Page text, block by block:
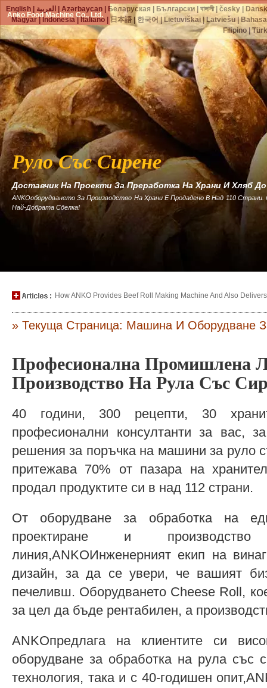
Anko Food Machine Co., Ltd.
Руло Със Сирене
Доставчик На Проекти За Преработка На Храни И Хляб
ANKOоборудването За Производство На Храни Е Продадено В Над 110
Най-Добрата Сделка!
How ANKO Provides Beef Roll Making Machine And Also
» Текуща Страница: Машина И Оборудване
Професионална Промишлена
Производство На Рула Със
40 години, 300 рецепти, 30
професионални консултанти за вас,
решения за поръчка на машини за руло
притежава 70% от пазара на
продал продуктите си в над 112 страни.
От оборудване за обработка на
проектиране и
линия,ANKOИнженерният екип на
дизайн, за да се увери, че вашият
печеливш. Оборудването Cheese Roll,
за цел да бъде рентабилен, а
ANKOпредлага на клиентите си
оборудване за обработка на рула със
технология, така и с 40-годишен
English العربية |Azərbaycan Беларуская Български |বাঙ্গালী|česky
Magyar|Indonesia| Italiano| 日本語|한국어|Lietuviškai|Latviešu|
Filipino|